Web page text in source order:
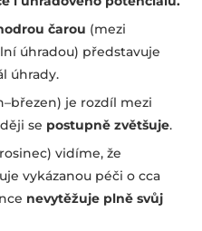
čarou (mezi
úhradou) představuje
úhrady.
je rozdíl mezi
se postupně zvětšuje.
vidíme, že
vykázanou péči o cca
nevytěžuje plně svůj